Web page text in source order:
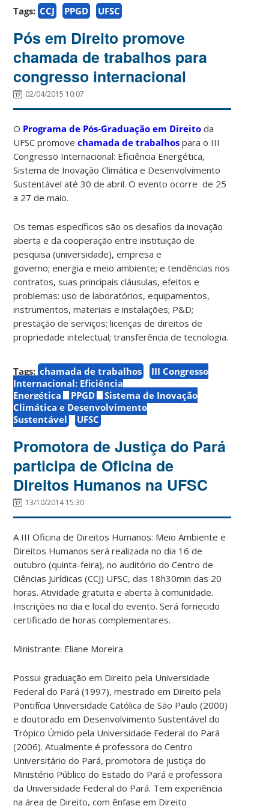
Tags: CCJ PPGD UFSC
Pós em Direito promove
chamada de trabalhos para
congresso internacional
02/04/2015 10:07
O Programa de Pós-Graduação em Direitoda
UFSC promovechamada de trabalhos para o III
Congresso Internacional: Eficiência Energética,
Sistema de Inovação Climática e Desenvolvimento
Sustentável até 30 de abril. O evento ocorre de 25
a 27 de maio.
Os temas específicos são os desafios da inovação
aberta e da cooperação entre instituição de
pesquisa (universidade), empresa e
governo; energia e meio ambiente; e tendências nos
contratos, suas principais cláusulas, efeitos e
problemas: uso de laboratórios, equipamentos,
instrumentos, materiais e instalações; P&D;
prestação de serviços; licenças de direitos de
propriedade intelectual; transferência de tecnologia.
Tags: chamada de trabalhos
III Congresso
Internacional: Eficiência
Energética
PPGD
Sistema de Inovação
Climática e Desenvolvimento
Sustentável
UFSC
Promotora de Justiça do Pará
participa de Oficina de
Direitos Humanos na UFSC
13/10/2014 15:30
A III Oficina de Direitos Humanos: Meio Ambiente e
Direitos Humanos será realizada no dia 16 de
outubro (quinta-feira), no auditório do Centro de
Ciências Jurídicas (CCJ) UFSC, das 18h30min das 20
horas. Atividade gratuita e aberta à comunidade.
Inscrições no dia e local do evento. Será fornecido
certificado de horas complementares.
Ministrante: Eliane Moreira
Possui graduação em Direito pela Universidade
Federal do Pará (1997), mestrado em Direito pela
Pontifícia Universidade Católica de São Paulo (2000)
e doutorado em Desenvolvimento Sustentável do
Trópico Úmido pela Universidade Federal do Pará
(2006). Atualmente é professora do Centro
Universitário do Pará, promotora de justiça do
Ministério Público do Estado do Pará e professora
da Universidade Federal do Pará. Tem experiência
na área de Direito, com ênfase em Direito